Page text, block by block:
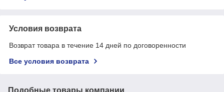
Условия возврата
Возврат товара в течение 14 дней по договоренности
Все условия возврата
Подобные товары компании